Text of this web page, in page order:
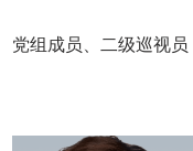
党组成员、二级巡视员